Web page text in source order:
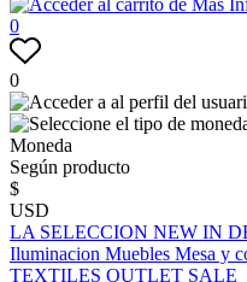
0
0
Moneda
Según producto
$
USD
LA SELECCION NEW IN
Iluminacion Muebles Mesa y
TEXTILES OUTLET SALE